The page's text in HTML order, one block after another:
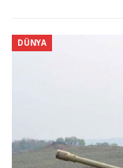
DÜNYA